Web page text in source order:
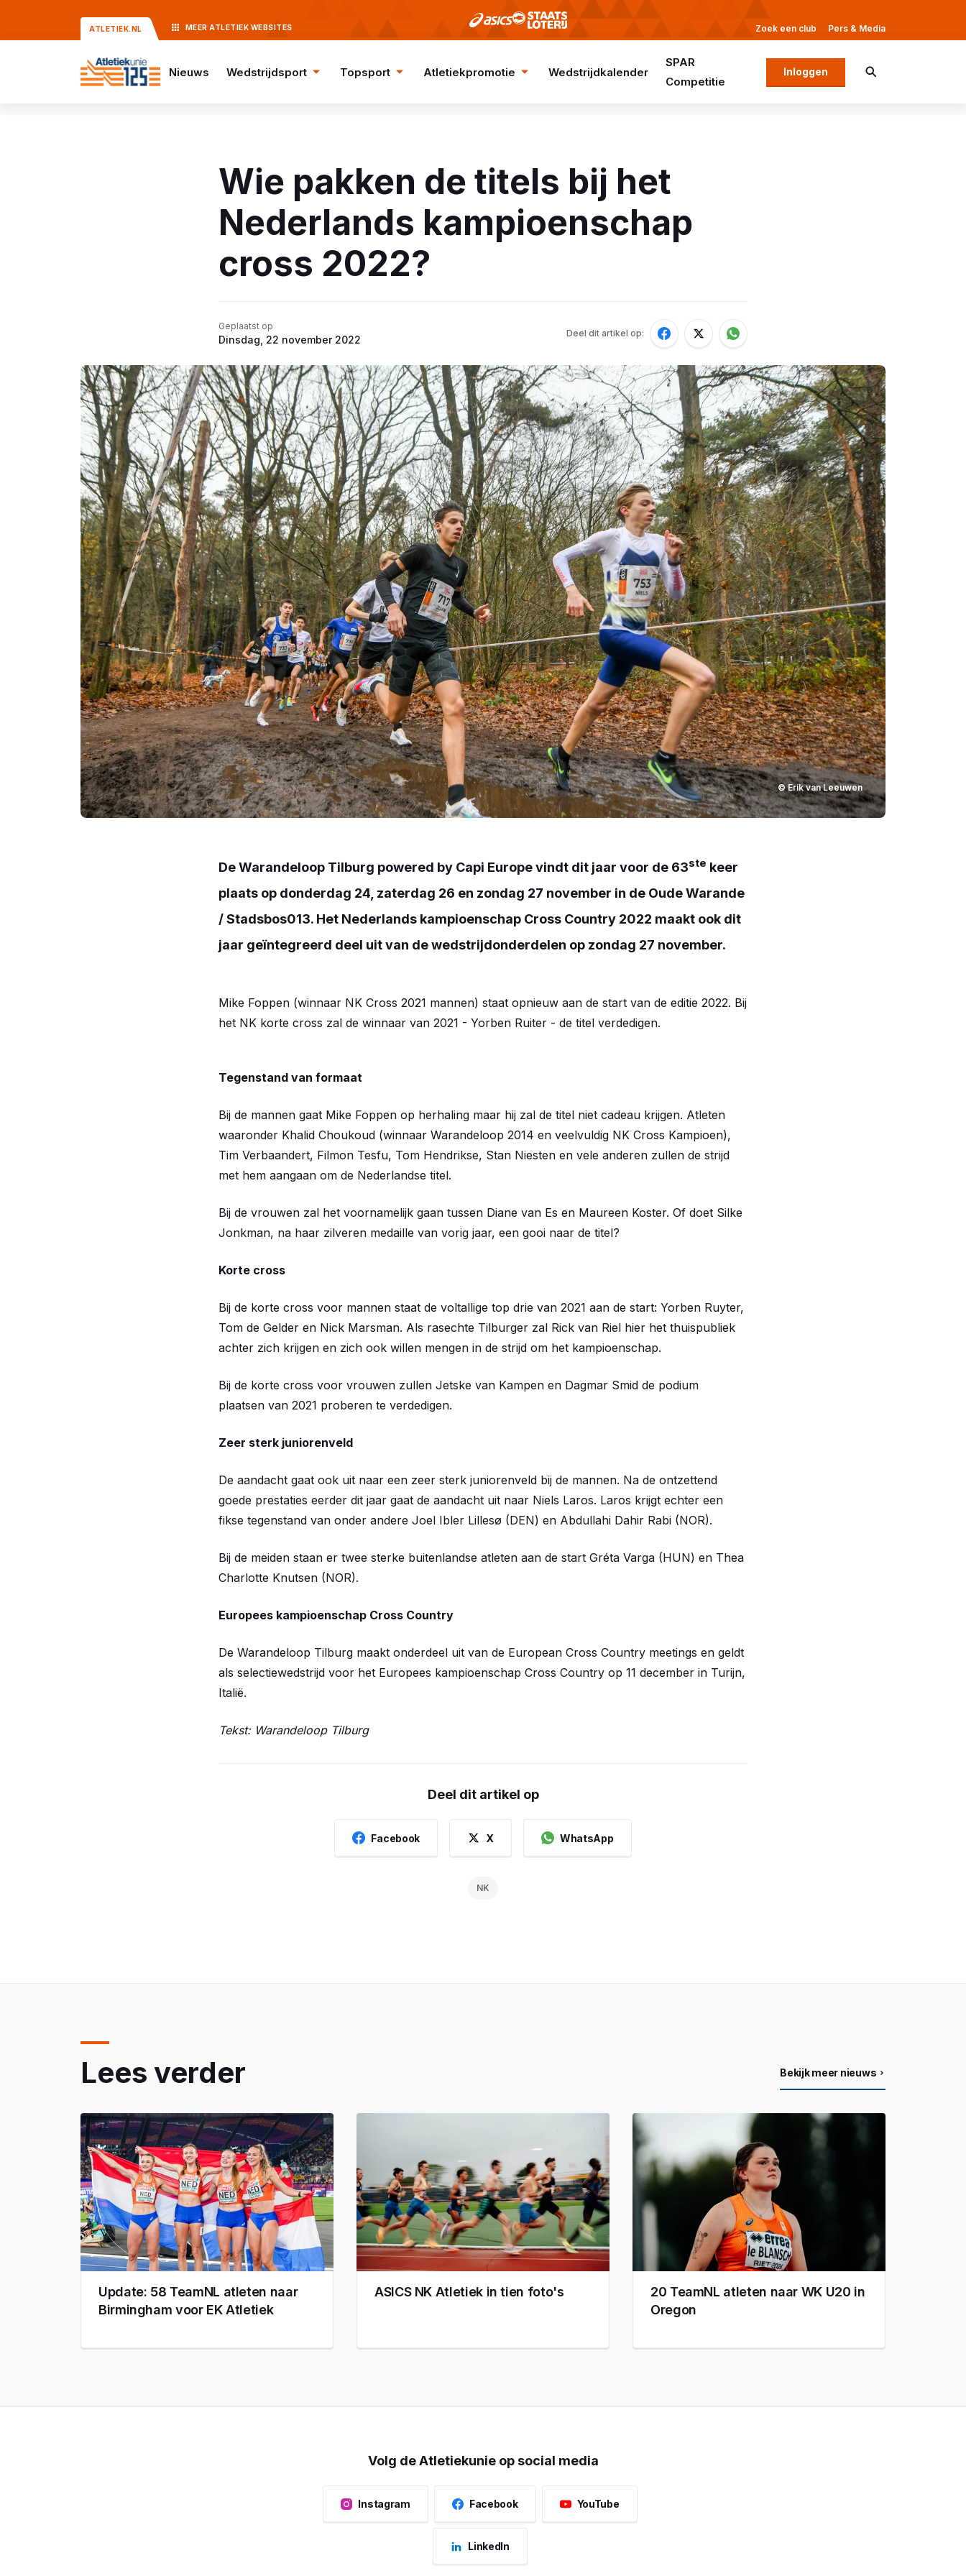
ATLETIEK.NL MEER ATLETIEK WEBSITES Zoek een club Pers & Media
Nieuws Wedstrijdsport Topsport Atletiekpromotie Wedstrijdkalender
SPAR
Competitie
Inloggen
Wie pakken de titels bij het
Nederlands kampioenschap
cross 2022?
Geplaatst op
Dinsdag, 22 november 2022
Deel dit artikel op:
© Erik van Leeuwen
De Warandeloop Tilburg powered by Capi Europe vindt dit jaar voor de 63ste keer
plaats op donderdag 24, zaterdag 26 en zondag 27 november in de Oude Warande
/ Stadsbos013. Het Nederlands kampioenschap Cross Country 2022 maakt ook dit
jaar geïntegreerd deel uit van de wedstrijdonderdelen op zondag 27 november.
Mike Foppen (winnaar NK Cross 2021 mannen) staat opnieuw aan de start van de editie 2022. Bij
het NK korte cross zal de winnaar van 2021 - Yorben Ruiter - de titel verdedigen.
Tegenstand van formaat
Bij de mannen gaat Mike Foppen op herhaling maar hij zal de titel niet cadeau krijgen. Atleten
waaronder Khalid Choukoud (winnaar Warandeloop 2014 en veelvuldig NK Cross Kampioen),
Tim Verbaandert, Filmon Tesfu, Tom Hendrikse, Stan Niesten en vele anderen zullen de strijd
met hem aangaan om de Nederlandse titel.
Bij de vrouwen zal het voornamelijk gaan tussen Diane van Es en Maureen Koster. Of doet Silke
Jonkman, na haar zilveren medaille van vorig jaar, een gooi naar de titel?
Korte cross
Bij de korte cross voor mannen staat de voltallige top drie van 2021 aan de start: Yorben Ruyter,
Tom de Gelder en Nick Marsman. Als rasechte Tilburger zal Rick van Riel hier het thuispubliek
achter zich krijgen en zich ook willen mengen in de strijd om het kampioenschap.
Bij de korte cross voor vrouwen zullen Jetske van Kampen en Dagmar Smid de podium
plaatsen van 2021 proberen te verdedigen.
Zeer sterk juniorenveld
De aandacht gaat ook uit naar een zeer sterk juniorenveld bij de mannen. Na de ontzettend
goede prestaties eerder dit jaar gaat de aandacht uit naar Niels Laros. Laros krijgt echter een
fikse tegenstand van onder andere Joel Ibler Lillesø (DEN) en Abdullahi Dahir Rabi (NOR).
Bij de meiden staan er twee sterke buitenlandse atleten aan de start Gréta Varga (HUN) en Thea
Charlotte Knutsen (NOR).
Europees kampioenschap Cross Country
De Warandeloop Tilburg maakt onderdeel uit van de European Cross Country meetings en geldt
als selectiewedstrijd voor het Europees kampioenschap Cross Country op 11 december in Turijn,
Italië.
Tekst: Warandeloop Tilburg
Deel dit artikel op
Facebook X WhatsApp
NK
Lees verder Bekijk meer nieuws
Update: 58 TeamNL atleten naar
Birmingham voor EK Atletiek
ASICS NK Atletiek in tien foto's
20 TeamNL atleten naar WK U20 in
Oregon
Volg de Atletiekunie op social media
Instagram Facebook YouTube
LinkedIn